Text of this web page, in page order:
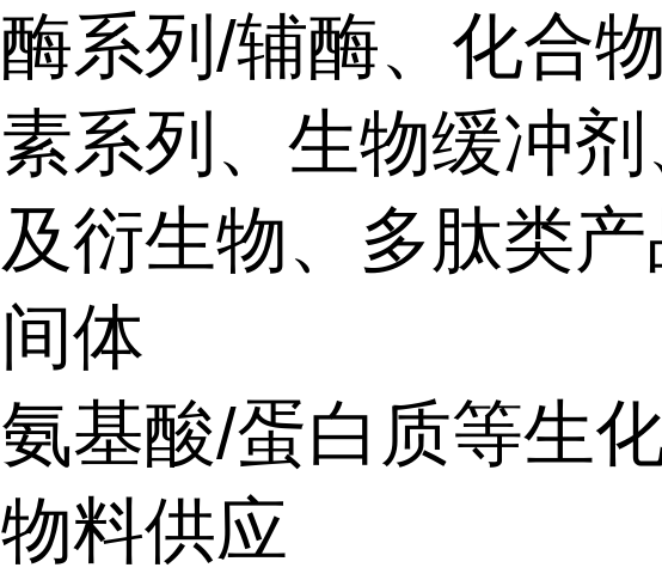
酶系列/辅酶、化合
素系列、生物缓冲
及衍生物、多肽类产
间体
氨基酸/蛋白质等生
物料供应